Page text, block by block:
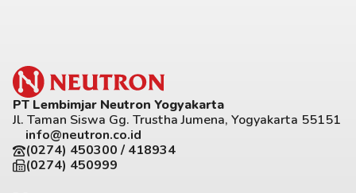
PT Lembimjar Neutron Yogyakarta
Jl. Taman Siswa Gg. Trustha Jumena, Yogyakarta 55151
info@neutron.co.id
(0274) 450300 / 418934
(0274) 450999